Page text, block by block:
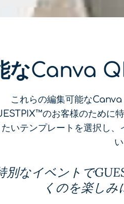
なCanva
これらの編集可能なCanva
のお客様のために
たいテンプレートを選択し
別なイベントで
くのを楽しみ